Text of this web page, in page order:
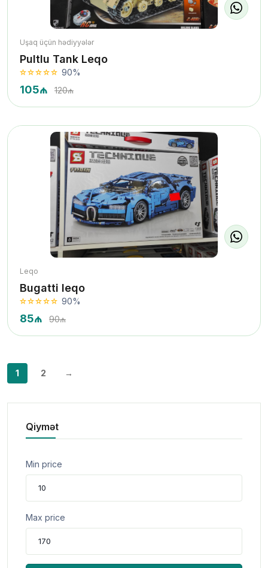
Uşaq üçün hədiyyələr
Pultlu Tank Leqo
90%
105₼ 120₼
Leqo
Bugatti leqo
90%
85₼ 90₼
1 2 →
Qiymət
Min price
Max price